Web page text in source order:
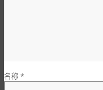
名称 *